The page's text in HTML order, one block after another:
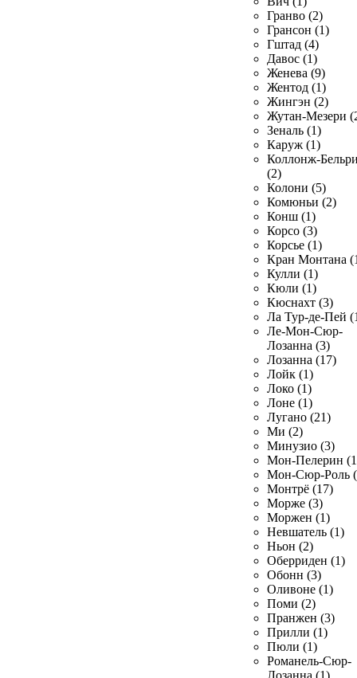
Гранво (2)
Грансон (1)
Гштад (4)
Давос (1)
Женева (9)
Жентод (1)
Жингэн (2)
Жутан-Мезери
Зеналь (1)
Каруж (1)
Коллонж-
(2)
Колони (5)
Комюньи (2)
Конш (1)
Корсо (3)
Корсье (1)
Кран Монтана
Кулли (1)
Кюли (1)
Кюснахт (3)
Ла Тур-де-Пей
Ле-Мон-Сюр-
Лозанна (3)
Лозанна (17)
Лойк (1)
Локо (1)
Лоне (1)
Лугано (21)
Ми (2)
Минузио (3)
Мон-Пелерин
Мон-Сюр-Роль
Монтрё (17)
Морже (3)
Моржен (1)
Невшатель (1)
Ньон (2)
Оберриден (1)
Обонн (3)
Оливоне (1)
Поми (2)
Пранжен (3)
Прилли (1)
Пюли (1)
Романель-Сюр-
Лозанна (1)